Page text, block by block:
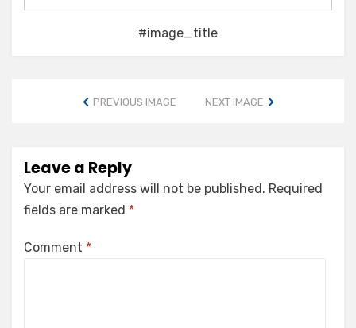
#image_title
PREVIOUS IMAGE NEXT IMAGE
Leave a Reply
Your email address will not be published. Required
fields are marked *
Comment *